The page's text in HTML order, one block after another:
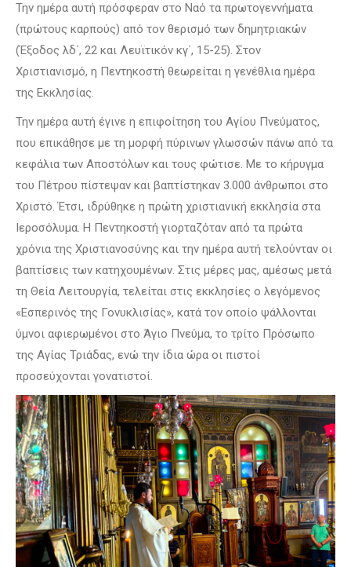
Την ημέρα αυτή πρόσφεραν στο Ναό τα πρωτογεννήματα
(πρώτους καρπούς) από τον θερισμό των δημητριακών
(Έξοδος λδ΄, 22 και Λευϊτικόν κγ΄, 15-25). Στον
Χριστιανισμό, η Πεντηκοστή θεωρείται η γενέθλια ημέρα
της Εκκλησίας.
Την ημέρα αυτή έγινε η επιφοίτηση του Αγίου Πνεύματος,
που επικάθησε με τη μορφή πύρινων γλωσσών πάνω από τα
κεφάλια των Αποστόλων και τους φώτισε. Με το κήρυγμα
του Πέτρου πίστεψαν και βαπτίστηκαν 3.000 άνθρωποι στο
Χριστό. Έτσι, ιδρύθηκε η πρώτη χριστιανική εκκλησία στα
Ιεροσόλυμα. Η Πεντηκοστή γιορταζόταν από τα πρώτα
χρόνια της Χριστιανοσύνης και την ημέρα αυτή τελούνταν οι
βαπτίσεις των κατηχουμένων. Στις μέρες μας, αμέσως μετά
τη Θεία Λειτουργία, τελείται στις εκκλησίες ο λεγόμενος
«Εσπερινός της Γονυκλισίας», κατά τον οποίο ψάλλονται
ύμνοι αφιερωμένοι στο Άγιο Πνεύμα, το τρίτο Πρόσωπο
της Αγίας Τριάδας, ενώ την ίδια ώρα οι πιστοί
προσεύχονται γονατιστοί.